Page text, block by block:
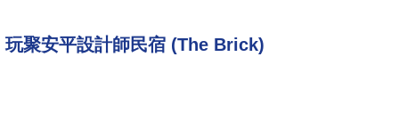
玩聚安平設計師民宿 (The Brick)